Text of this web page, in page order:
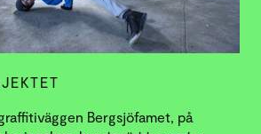
Bergsjöfamet, på